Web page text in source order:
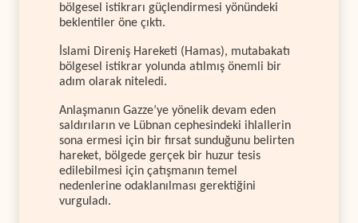
bölgesel istikrarı güçlendirmesi yönündeki
beklentiler öne çıktı.
İslami Direniş Hareketi (Hamas), mutabakatı
bölgesel istikrar yolunda atılmış önemli bir
adım olarak niteledi.
Anlaşmanın Gazze’ye yönelik devam eden
saldırıların ve Lübnan cephesindeki ihlallerin
sona ermesi için bir fırsat sunduğunu belirten
hareket, bölgede gerçek bir huzur tesis
edilebilmesi için çatışmanın temel
nedenlerine odaklanılması gerektiğini
vurguladı.